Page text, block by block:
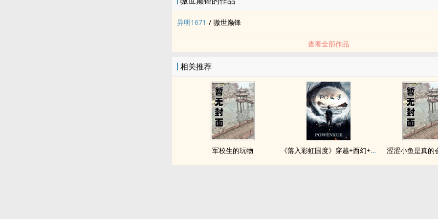
异明1671 / 嗷世巅锋
查看全部作品
相关推荐
军校生的玩物 《落入彩虹国度》穿越+西幻+言情 涩涩小鱼是真的